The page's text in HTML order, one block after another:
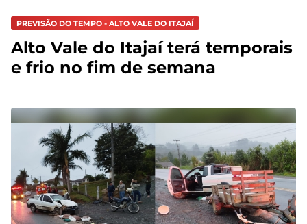
PREVISÃO DO TEMPO - ALTO VALE DO ITAJAÍ
Alto Vale do Itajaí terá temporais
e frio no fim de semana